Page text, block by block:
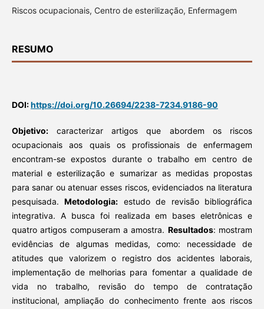
Riscos ocupacionais, Centro de esterilização, Enfermagem
RESUMO
DOI:https://doi.org/10.26694/2238-7234.9186-90
Objetivo:caracterizar artigos que abordem os riscos
ocupacionais aos quais os profissionais de enfermagem
encontram-se expostos durante o trabalho em centro de
material e esterilização e sumarizar as medidas propostas
para sanar ou atenuar esses riscos, evidenciados na literatura
pesquisada.Metodologia: estudo de revisão bibliográfica
integrativa. A busca foi realizada em bases eletrônicas e
quatro artigos compuseram a amostra. Resultados: mostram
evidências de algumas medidas, como: necessidade de
atitudes que valorizem o registro dos acidentes laborais,
implementação de melhorias para fomentar a qualidade de
vida no trabalho, revisão do tempo de contratação
institucional, ampliação do conhecimento frente aos riscos